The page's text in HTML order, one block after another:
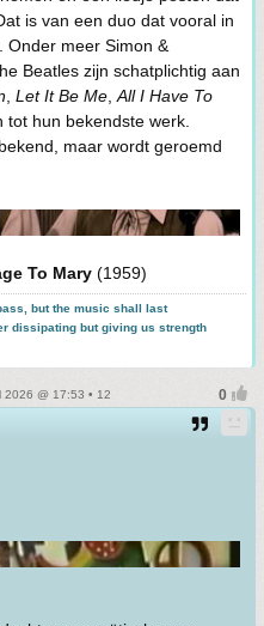
is van een duo dat vooral in
Onder meer Simon &
Beatles zijn schatplichtig aan
Let It Be Me All I Have To
tot hun bekendste werk.
maar wordt geroemd
To Mary (1959)
but the music shall last
dissipating but giving us strength
2026 @ 17:53 • 12